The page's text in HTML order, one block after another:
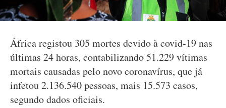
África registou 305 mortes devido à covid-19 nas
últimas 24 horas, contabilizando 51.229 vítimas
mortais causadas pelo novo coronavírus, que já
infetou 2.136.540 pessoas, mais 15.573 casos,
segundo dados oficiais.